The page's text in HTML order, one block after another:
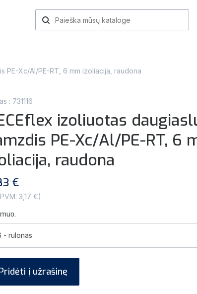
PE-Xc/Al/PE-RT, 6 mm izoliacija, raudona
: 731116
izoliuotas
PE-Xc/Al/PE-RT, 6
raudona
€
3,17 €)
- rulonas
į užrašinę